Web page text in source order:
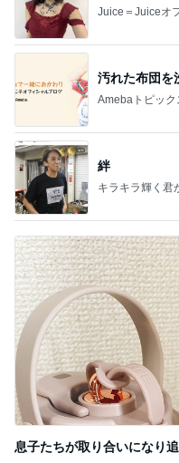
Juice＝Juiceオ
汚れた布団を
Amebaトピック
絆
キラキラ輝く君
息子たちが取り合いになり